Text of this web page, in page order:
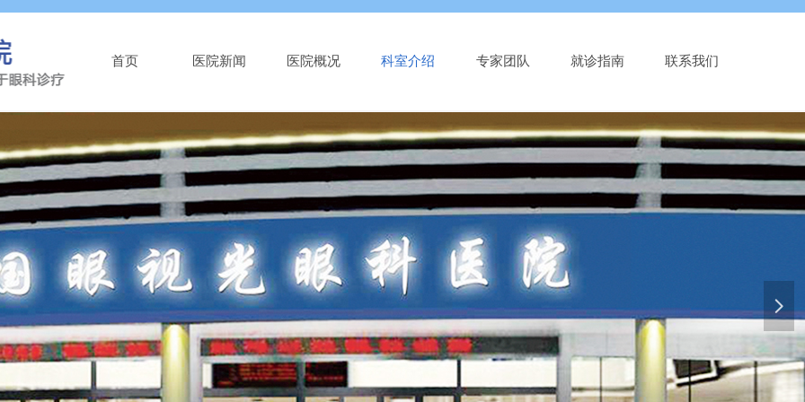
首页 医院新闻 医院概况 科室介绍 专家团队 就诊指南 联系我们
넲